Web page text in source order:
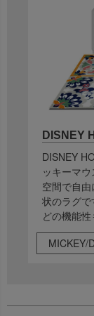
DISNEY
DISNEY
ッキーマ
空間で自
状のラグ
どの機能性
MICKEY/